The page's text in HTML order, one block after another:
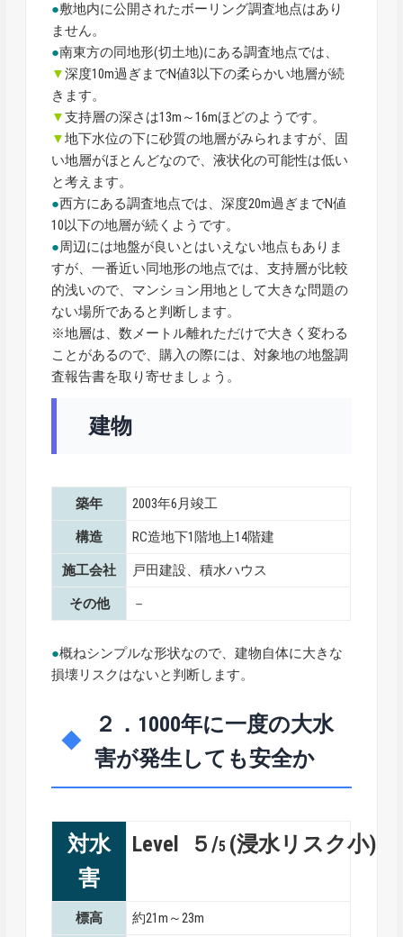
●敷地内に公開されたボーリング調査地点はあり
ません。
●南東方の同地形(切土地)にある調査地点では、
▼深度10m過ぎまでN値3以下の柔らかい地層が続
きます。
▼支持層の深さは13m～16mほどのようです。
▼地下水位の下に砂質の地層がみられますが、固
い地層がほとんどなので、液状化の可能性は低い
と考えます。
●西方にある調査地点では、深度20m過ぎまでN値
10以下の地層が続くようです。
●周辺には地盤が良いとはいえない地点もありま
すが、一番近い同地形の地点では、支持層が比較
的浅いので、マンション用地として大きな問題の
ない場所であると判断します。
※地層は、数メートル離れただけで大きく変わる
ことがあるので、購入の際には、対象地の地盤調
査報告書を取り寄せましょう。
建物
築年 2003年6月竣工
構造 RC造地下1階地上14階建
施工会社 戸田建設、積水ハウス
その他 －
●概ねシンプルな形状なので、建物自体に大きな
損壊リスクはないと判断します。
２．1000年に一度の大水
害が発生しても安全か
対水
害
Level ５/5 (浸水リスク小)
標高 約21m～23m